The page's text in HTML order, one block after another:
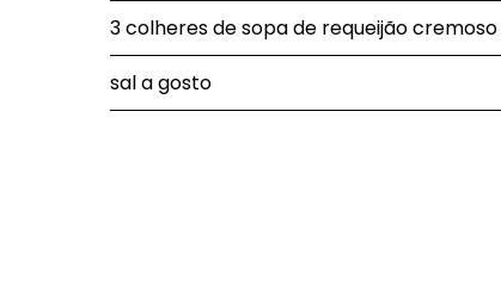
3 colheres de sopa de requeijão
sal a gosto